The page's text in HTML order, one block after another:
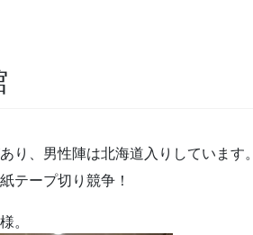
り、男性陣は北海道入りしています。
テープ切り競争！
。